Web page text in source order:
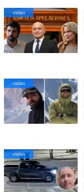
visitas
visitas
visitas